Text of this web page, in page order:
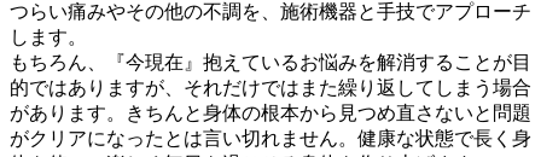
つらい痛みやその他の不調を、施術機器と手技でアプローチ
します。
もちろん、『今現在』抱えているお悩みを解消することが目
的ではありますが、それだけではまた繰り返してしまう場合
があります。きちんと身体の根本から見つめ直さないと問題
がクリアになったとは言い切れません。健康な状態で長く身